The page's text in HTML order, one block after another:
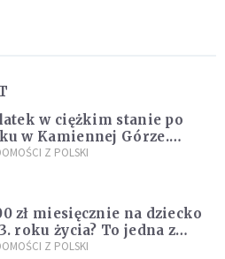
w ciężkim stanie po
w Kamiennej Górze.
zatrzymała dwóch
Z POLSKI
zł miesięcznie na dziecko
roku życia? To jedna z
programu "Rozwój
Z POLSKI